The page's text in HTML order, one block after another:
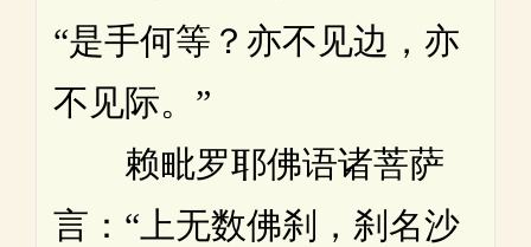
“是手何等？亦不见边，亦
不见际。”
赖毗罗耶佛语诸菩萨
言：“上无数佛刹，刹名沙